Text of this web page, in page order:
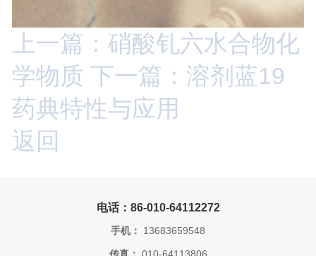
上一篇：硝酸钆六水合物化
学物质 下一篇：溶剂蓝19
药典特性与应用
返回
电话：86-010-64112272
手机： 13683659548